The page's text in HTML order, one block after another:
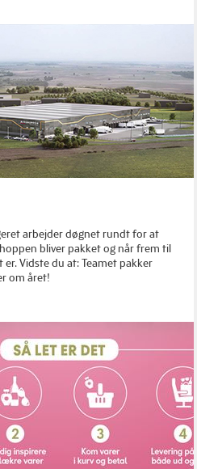
arbejder døgnet rundt for at
bliver pakket og når frem til
Vidste du at: Teamet pakker
om året!